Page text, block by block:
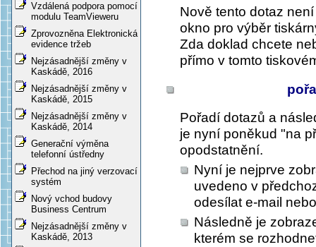
Vzdálená podpora pomocí
modulu TeamVieweru
Zprovozněna Elektronická
evidence tržeb
Nejzásadnější změny v
Kaskádě, 2016
Nejzásadnější změny v
Kaskádě, 2015
Nejzásadnější změny v
Kaskádě, 2014
Generační výměna
telefonní ústředny
Přechod na jiný verzovací
systém
Nový vchod budovy
Business Centrum
Nejzásadnější změny v
Kaskádě, 2013
Nově tento dotaz
okno pro výběr
Zda doklad chcete
přímo v tomto
Pořadí dotazů a
je nyní poněkud "na
opodstatnění.
Nyní je nejprve
uvedeno v
odesílat e-mail
Následně je
kterém se